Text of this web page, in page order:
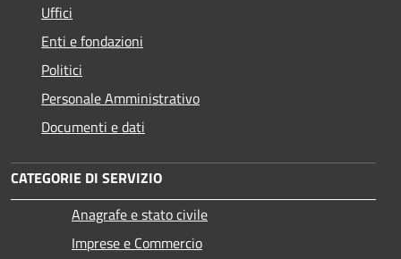
Uffici
Enti e fondazioni
Politici
Personale Amministrativo
Documenti e dati
CATEGORIE DI SERVIZIO
Anagrafe e stato civile
Imprese e Commercio